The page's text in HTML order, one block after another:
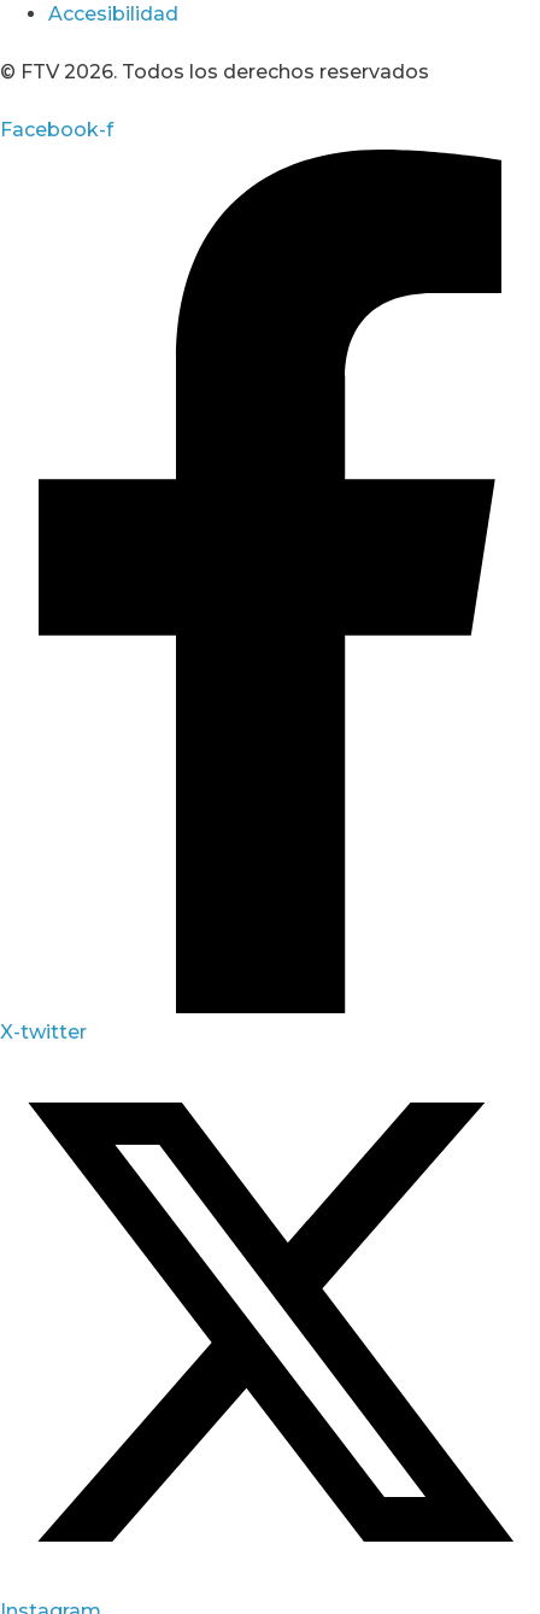
Accesibilidad
© FTV 2026. Todos los derechos reservados
Facebook-f
X-twitter